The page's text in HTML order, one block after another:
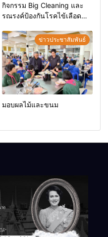
กิจกรรม Big Cleaning และ
รณรงค์ป้องกันโรคไข้เลือด
ข่าวประชาสัมพันธ์
มอบผลไม้และขนม